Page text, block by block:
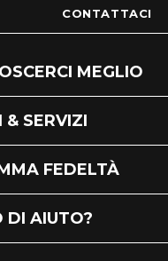
CONTATTACI
MEGLIO
& SERVIZI
FEDELTÀ
DI AIUTO?